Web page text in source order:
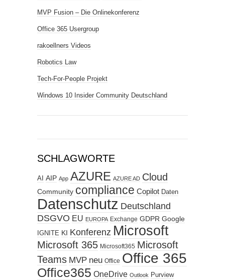
MVP Fusion – Die Onlinekonferenz
Office 365 Usergroup
rakoellners Videos
Robotics Law
Tech-For-People Projekt
Windows 10 Insider Community Deutschland
SCHLAGWORTE
AI AIP App AZURE AZURE AD Cloud
Community compliance Copilot Daten
Datenschutz Deutschland
DSGVO EU EUROPA Exchange GDPR Google
IGNITE KI Konferenz Microsoft
Microsoft 365 Microsoft365 Microsoft
Teams MVP neu Office Office 365
Office365 OneDrive Outlook Purview